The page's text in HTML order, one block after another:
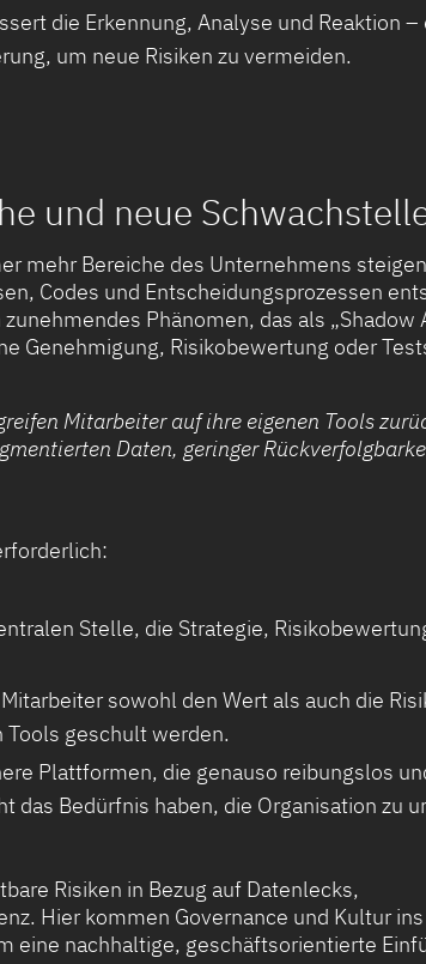
die Erkennung, Analyse und Reaktion
um neue Risiken zu vermeiden.
und neue
mehr Bereiche des Unternehmens
Codes und Entscheidungsprozessen
Phänomen, das als „Shadow
Genehmigung, Risikobewertung oder
Mitarbeiter auf ihre eigenen Tools
Daten, geringer
Stelle, die Strategie,
sowohl den Wert als auch die
geschult werden.
Plattformen, die genauso reibungslos
das Bedürfnis haben, die Organisation zu
Risiken in Bezug auf Datenlecks,
Hier kommen Governance und Kultur
eine nachhaltige, geschäftsorientierte